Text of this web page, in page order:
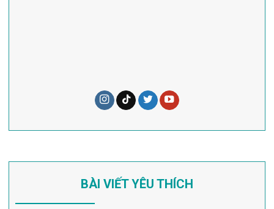
BÀI VIẾT YÊU THÍCH